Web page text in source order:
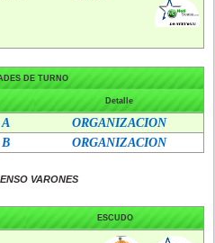
DE TURNO
Detalle
ORGANIZACION
ORGANIZACION
VARONES
ESCUDO